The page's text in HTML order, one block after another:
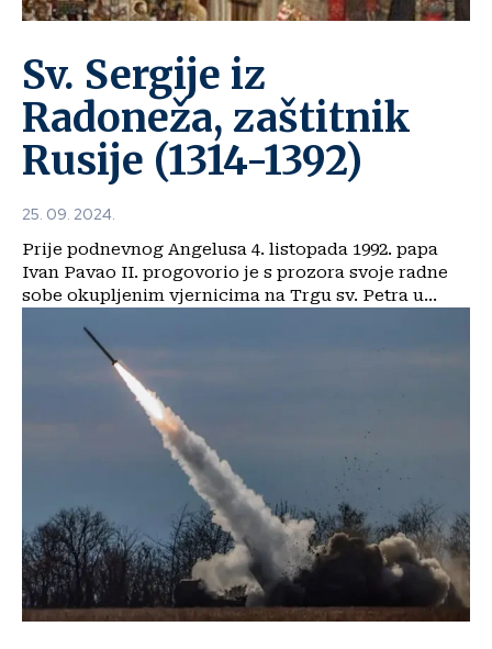
Sv. Sergije iz
Radoneža, zaštitnik
Rusije (1314-1392)
25. 09. 2024.
Prije podnevnog Angelusa 4. listopada 1992. papa
Ivan Pavao II. progovorio je s prozora svoje radne
sobe okupljenim vjernicima na Trgu sv. Petra u...